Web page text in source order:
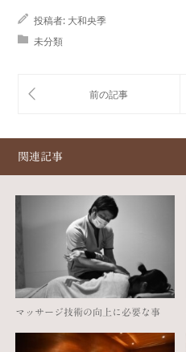
投稿者: 大和央季
未分類
関連記事
マッサージ技術の向上に必要な事